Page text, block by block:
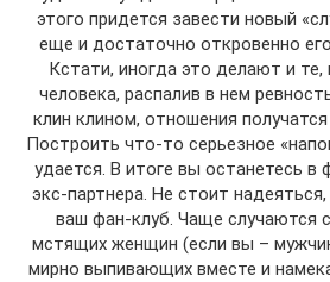
этого придется завести новый
еще и достаточно откровенно
Кстати, иногда это делают и те,
человека, распалив в нем
клин клином, отношения
Построить что-то серьезное
удается. В итоге вы останетесь в
экс-партнера. Не стоит
ваш фан-клуб. Чаще случаются
мстящих женщин (если вы –
мирно выпивающих вместе и